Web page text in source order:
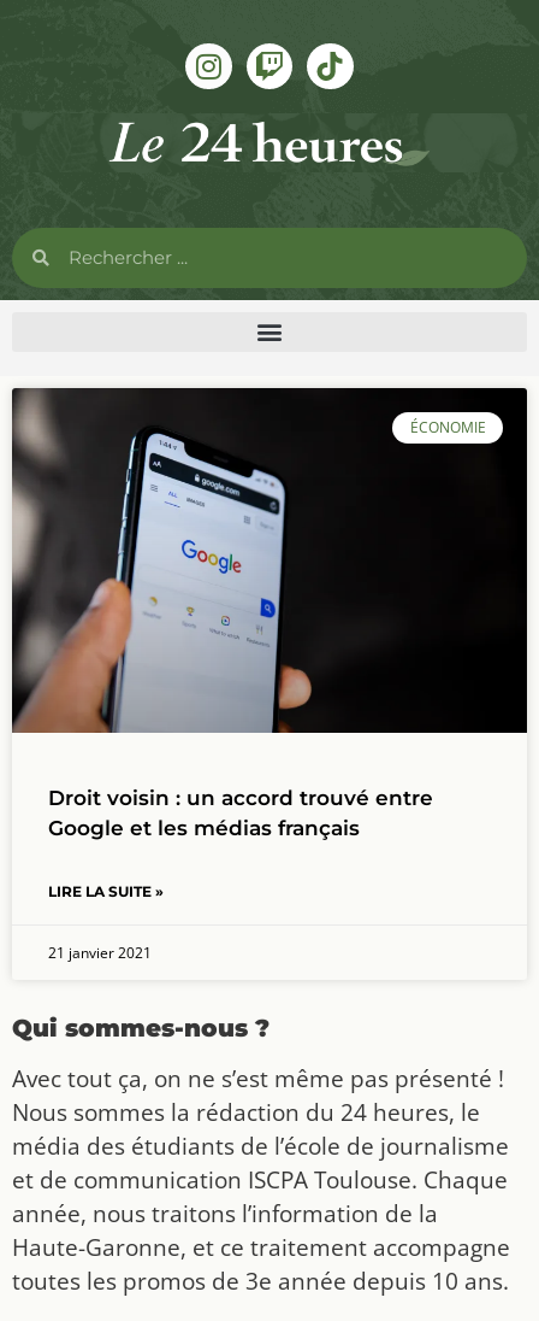
ÉCONOMIE
Droit voisin : un accord trouvé entre
Google et les médias français
LIRE LA SUITE »
21 janvier 2021
Qui sommes-nous ?
Avec tout ça, on ne s’est même pas présenté !
Nous sommes la rédaction du 24 heures, le
média des étudiants de l’école de journalisme
et de communication ISCPA Toulouse. Chaque
année, nous traitons l’information de la
Haute-Garonne, et ce traitement accompagne
toutes les promos de 3e année depuis 10 ans.